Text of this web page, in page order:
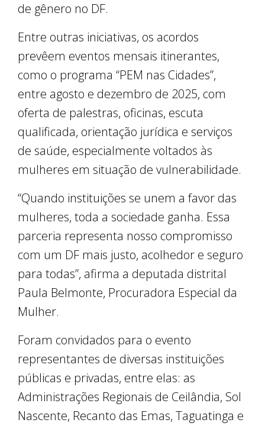
de gênero no DF.
Entre outras iniciativas, os acordos
prevêem eventos mensais itinerantes,
como o programa “PEM nas Cidades”,
entre agosto e dezembro de 2025, com
oferta de palestras, oficinas, escuta
qualificada, orientação jurídica e serviços
de saúde, especialmente voltados às
mulheres em situação de vulnerabilidade.
“Quando instituições se unem a favor das
mulheres, toda a sociedade ganha. Essa
parceria representa nosso compromisso
com um DF mais justo, acolhedor e seguro
para todas”, afirma a deputada distrital
Paula Belmonte, Procuradora Especial da
Mulher.
Foram convidados para o evento
representantes de diversas instituições
públicas e privadas, entre elas: as
Administrações Regionais de Ceilândia, Sol
Nascente, Recanto das Emas, Taguatinga e